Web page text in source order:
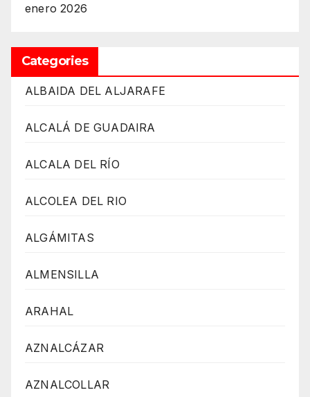
enero 2026
Categories
ALBAIDA DEL ALJARAFE
ALCALÁ DE GUADAIRA
ALCALA DEL RÍO
ALCOLEA DEL RIO
ALGÁMITAS
ALMENSILLA
ARAHAL
AZNALCÁZAR
AZNALCOLLAR